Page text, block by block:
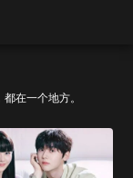
在一个地方。